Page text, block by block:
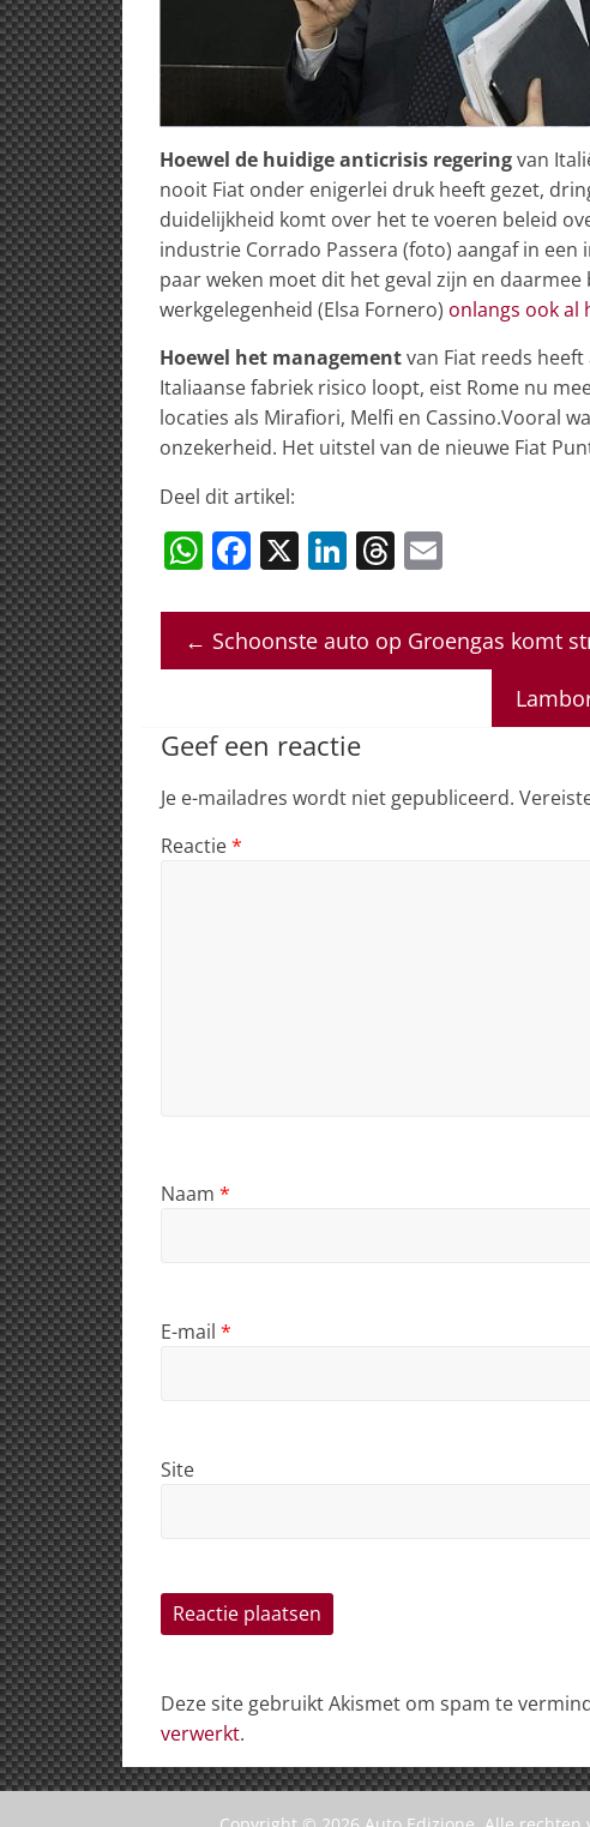
Hoewel de huidige anticrisis regeringvan
nooit Fiat onder enigerlei druk heeft gezet,
duidelijkheid komt over het te voeren beleid
industrie Corrado Passera (foto) aangaf in
paar weken moet dit het geval zijn en
werkgelegenheid (Elsa Fornero) onlangs ook al
Hoewel het managementvan Fiat reeds
Italiaanse fabriek risico loopt, eist Rome nu
locaties als Mirafiori, Melfi en Cassino.Vooral
onzekerheid. Het uitstel van de nieuwe Fiat
Deel dit artikel:
W
at
s
p
F
c
e
o
o
k
X Li
k
e
n
T
re
a
ai
l
← Schoonste auto op Groengas komt
Geef een reactie
Je e-mailadres wordt niet gepubliceerd.
Reactie*
Naam *
E-mail *
Site
Deze site gebruikt Akismet om spam te
verwerkt.